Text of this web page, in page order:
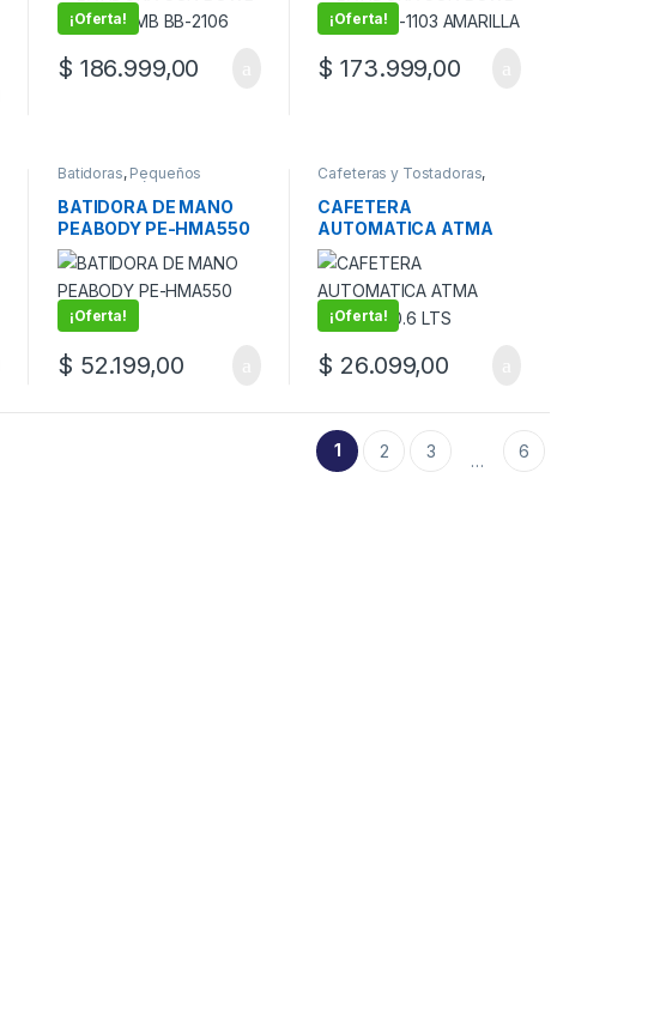
¡Oferta!
$ 186.999,00
¡Oferta!
$ 173.999,00
Batidoras, Pequeños
electrodomésticos
BATIDORA DE MANO
PEABODY PE-HMA550
300W
¡Oferta!
$ 52.199,00
Cafeteras y Tostadoras,
electrodomésticos
CAFETERA
AUTOMATICA ATMA
CA2180P 0.6 LTS
¡Oferta!
$ 26.099,00
1 2 3 … 6